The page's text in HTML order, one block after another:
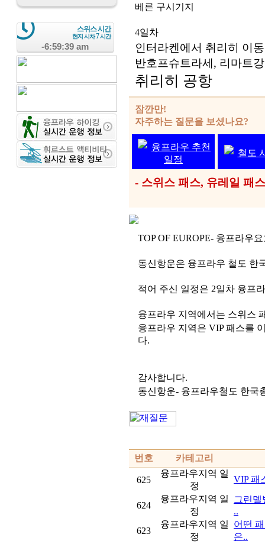
스위스 시간
현지 시차7시간
-6:59:39 am
베른 구시기지
4일차
인터라켄에서 취리히 이동
반호프슈트라세, 리마트강
취리히 공항
잠깐만!
자주하는 질문을 보셨나요?
융프라우 추천
일정
철도
- 스위스 패스, 유레일 패
TOP OF EUROPE- 융프라우
동신항운은 융프라우 철도 한
적어 주신 일정은 2일차 융프
융프라우 지역에서는 스위스
융프라우 지역은 VIP 패스를
다.
감사합니다.
동신항운- 융프라우철도 한국
번호 카테고리
625
융프라우지역 일
정
VIP 패
624
융프라우지역 일
정
그린델
..
623
융프라우지역 일
정
어떤
은..